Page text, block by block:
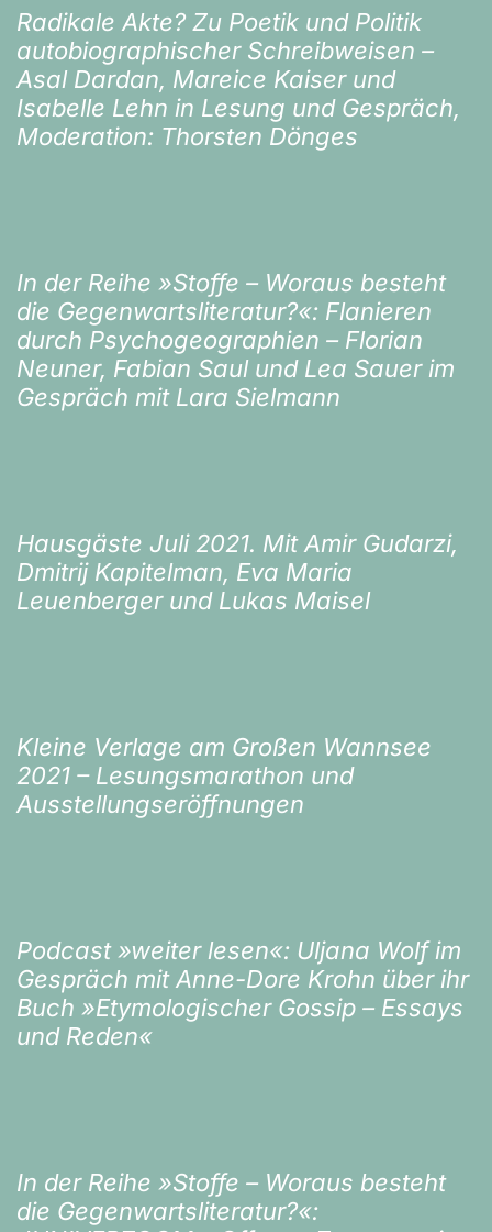
Radikale Akte? Zu Poetik und Politik
autobiographischer Schreibweisen –
Asal Dardan, Mareice Kaiser und
Isabelle Lehn in Lesung und Gespräch,
Moderation: Thorsten Dönges
In der Reihe »Stoffe – Woraus besteht
die Gegenwartsliteratur?«: Flanieren
durch Psychogeographien – Florian
Neuner, Fabian Saul und Lea Sauer im
Gespräch mit Lara Sielmann
Hausgäste Juli 2021. Mit Amir Gudarzi,
Dmitrij Kapitelman, Eva Maria
Leuenberger und Lukas Maisel
Kleine Verlage am Großen Wannsee
2021 – Lesungsmarathon und
Ausstellungseröffnungen
Podcast »weiter lesen«: Uljana Wolf im
Gespräch mit Anne-Dore Krohn über ihr
Buch »Etymologischer Gossip – Essays
und Reden«
In der Reihe »Stoffe – Woraus besteht
die Gegenwartsliteratur?«: